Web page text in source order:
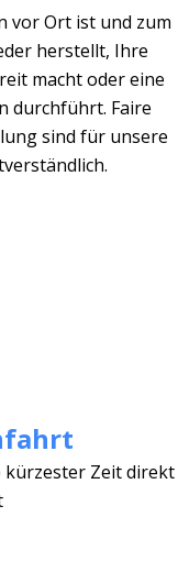
vor Ort ist und zum
herstellt, Ihre
macht oder eine
durchführt. Faire
sind für unsere
kürzester Zeit direkt